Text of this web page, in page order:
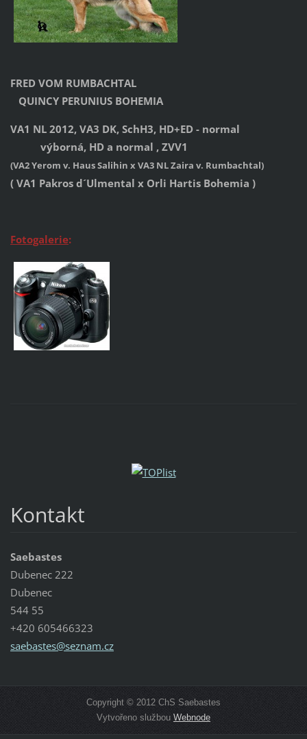
FRED VOM RUMBACHTAL
QUINCY PERUNIUS BOHEMIA
VA1 NL 2012, VA3 DK, SchH3, HD+ED - normal
výborná, HD a normal , ZVV1
(VA2 Yerom v. Haus Salihin x VA3 NL Zaira v. Rumbachtal)
( VA1 Pakros d´Ulmental x Orli Hartis Bohemia )
Fotogalerie:
Kontakt
Saebastes
Dubenec 222
Dubenec
544 55
+420 605466323
saebastes@seznam.cz
Copyright © 2012 ChS Saebastes
Vytvořeno službou Webnode